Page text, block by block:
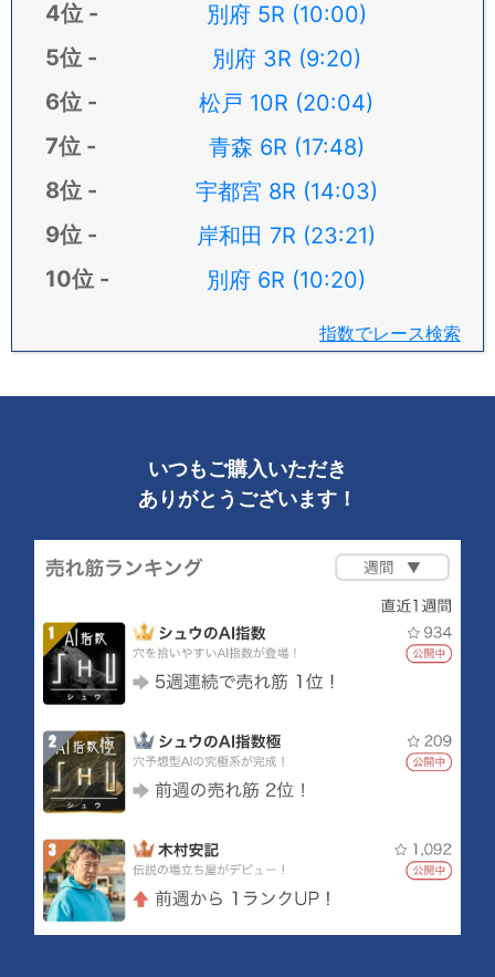
別府 5R (10:00)
別府 3R (9:20)
松戸 10R (20:04)
青森 6R (17:48)
宇都宮 8R (14:03)
岸和田 7R (23:21)
別府 6R (10:20)
指数でレース検索
いつもご購入いただき
ありがとうございます！